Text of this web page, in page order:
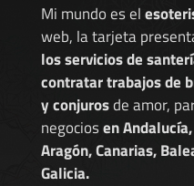
Mi mundo es el
web, la tarjeta
los servicios de
contratar trabajos de
y conjurosde amor,
negociosen
Aragón, Canarias,
Galicia.